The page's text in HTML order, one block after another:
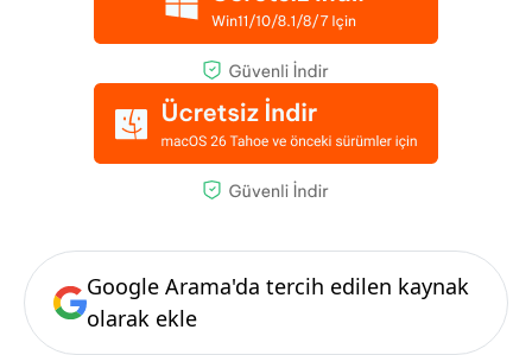
Google Arama'da tercih edilen kaynak
olarak ekle